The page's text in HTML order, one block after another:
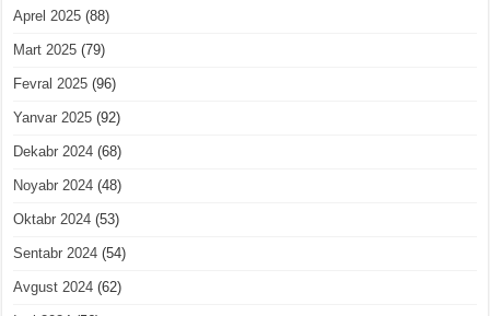
Aprel 2025 (88)
Mart 2025 (79)
Fevral 2025 (96)
Yanvar 2025 (92)
Dekabr 2024 (68)
Noyabr 2024 (48)
Oktabr 2024 (53)
Sentabr 2024 (54)
Avgust 2024 (62)